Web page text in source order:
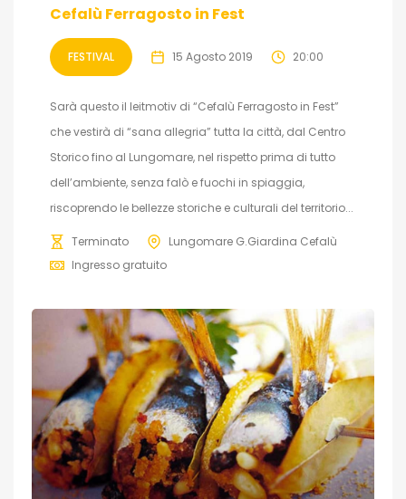
Cefalù Ferragosto in Fest
FESTIVAL 15 Agosto 2019 20:00
Sarà questo il leitmotiv di “Cefalù Ferragosto in Fest”
che vestirà di “sana allegria” tutta la città, dal Centro
Storico fino al Lungomare, nel rispetto prima di tutto
dell’ambiente, senza falò e fuochi in spiaggia,
riscoprendo le bellezze storiche e culturali del territorio...
Terminato
Lungomare G.Giardina Cefalù
Ingresso gratuito